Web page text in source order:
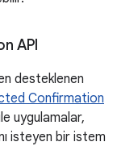
API
desteklenen
Confirmation
uygulamalar,
isteyen bir istem